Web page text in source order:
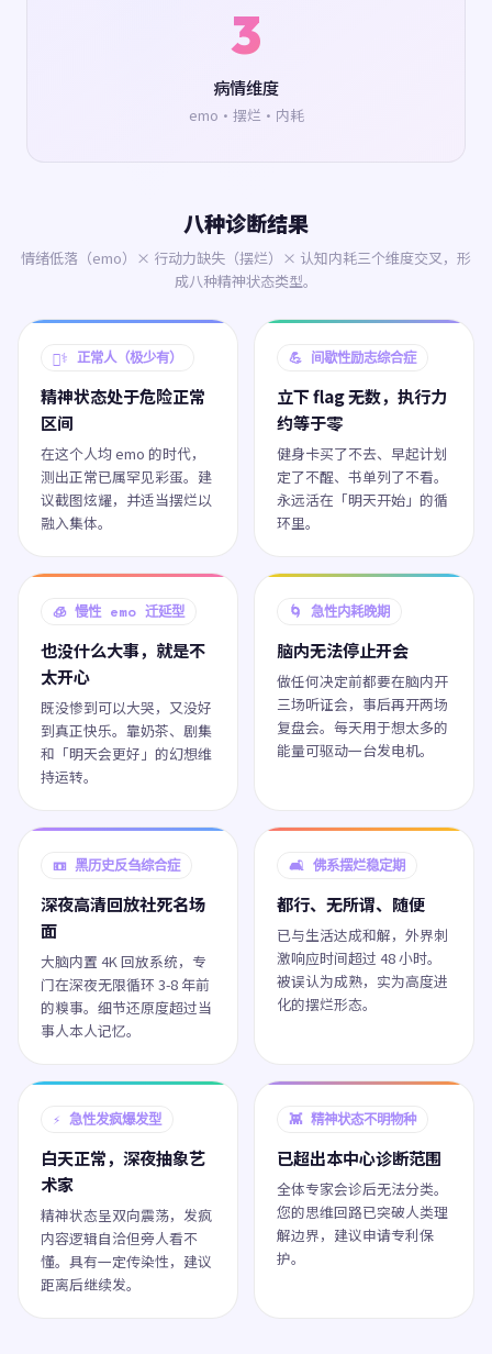
3
病情维度
emo·摆烂·内耗
八种诊断结果
情绪低落（emo）× 行动力缺失（摆烂）× 认知内耗三个维度交叉，形
成八种精神状态类型。
🧑‍⚕️ 正常人（极少有）
精神状态处于危险正常
区间
在这个人均 emo 的时代，
测出正常已属罕见彩蛋。建
议截图炫耀，并适当摆烂以
融入集体。
💪 间歇性励志综合症
立下 flag 无数，执行力
约等于零
健身卡买了不去、早起计划
定了不醒、书单列了不看。
永远活在「明天开始」的循
环里。
🧊 慢性 emo 迁延型
也没什么大事，就是不
太开心
既没惨到可以大哭，又没好
到真正快乐。靠奶茶、剧集
和「明天会更好」的幻想维
持运转。
🌀 急性内耗晚期
脑内无法停止开会
做任何决定前都要在脑内开
三场听证会，事后再开两场
复盘会。每天用于想太多的
能量可驱动一台发电机。
📼 黑历史反刍综合症
深夜高清回放社死名场
面
大脑内置 4K 回放系统，专
门在深夜无限循环 3-8 年前
的糗事。细节还原度超过当
事人本人记忆。
🛋️ 佛系摆烂稳定期
都行、无所谓、随便
已与生活达成和解，外界刺
激响应时间超过 48 小时。
被误认为成熟，实为高度进
化的摆烂形态。
⚡ 急性发疯爆发型
白天正常，深夜抽象艺
术家
精神状态呈双向震荡，发疯
内容逻辑自洽但旁人看不
懂。具有一定传染性，建议
距离后继续发。
👾 精神状态不明物种
已超出本中心诊断范围
全体专家会诊后无法分类。
您的思维回路已突破人类理
解边界，建议申请专利保
护。